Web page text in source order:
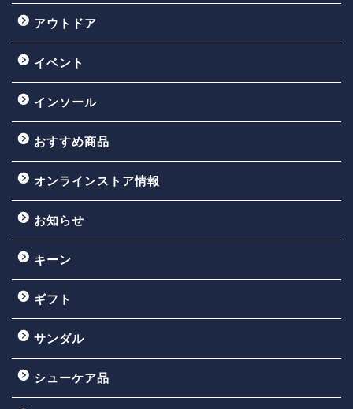
アウトドア
イベント
インソール
おすすめ商品
オンラインストア情報
お知らせ
キーン
ギフト
サンダル
シューケア品